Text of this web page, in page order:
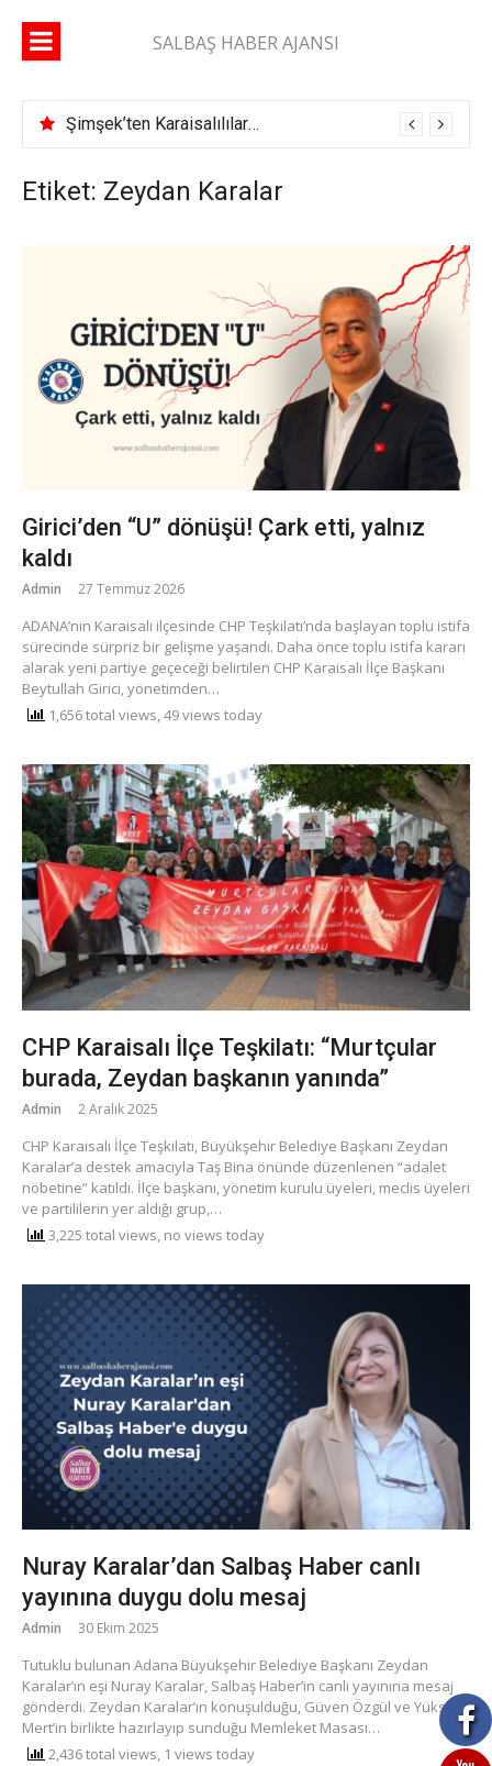
SALBAŞ HABER AJANSI
Şimşek’ten Karaisalılılara çağrı: “Yüzde 10’unuz gelse daha çok çok hizmet alırız”
Etiket: Zeydan Karalar
Girici’den “U” dönüşü! Çark etti, yalnız
kaldı
Admin 27 Temmuz 2026
​ADANA’nın Karaisalı ilçesinde CHP Teşkilatı’nda başlayan toplu istifa
sürecinde sürpriz bir gelişme yaşandı. Daha önce toplu istifa kararı
alarak yeni partiye geçeceği belirtilen CHP Karaisalı İlçe Başkanı
Beytullah Girici, yönetimden…
1,656 total views, 49 views today
CHP Karaisalı İlçe Teşkilatı: “Murtçular
burada, Zeydan başkanın yanında”
Admin 2 Aralık 2025
CHP Karaisalı İlçe Teşkilatı, Büyükşehir Belediye Başkanı Zeydan
Karalar’a destek amacıyla Taş Bina önünde düzenlenen “adalet
nöbetine” katıldı. İlçe başkanı, yönetim kurulu üyeleri, meclis üyeleri
ve partililerin yer aldığı grup,…
3,225 total views, no views today
Nuray Karalar’dan Salbaş Haber canlı
yayınına duygu dolu mesaj
Admin 30 Ekim 2025
Tutuklu bulunan Adana Büyükşehir Belediye Başkanı Zeydan
Karalar’ın eşi Nuray Karalar, Salbaş Haber’in canlı yayınına mesaj
gönderdi. Zeydan Karalar’ın konuşulduğu, Güven Özgül ve Yüksel
Mert’in birlikte hazırlayıp sunduğu Memleket Masası…
2,436 total views, 1 views today